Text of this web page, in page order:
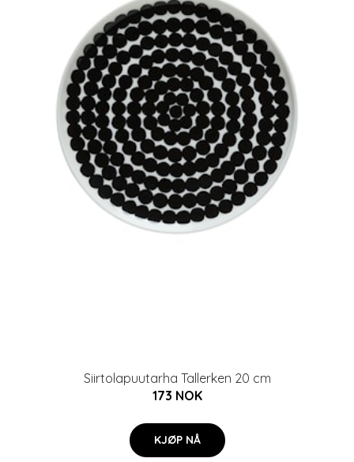
Siirtolapuutarha Tallerken 20 cm
173 NOK
KJØP NÅ